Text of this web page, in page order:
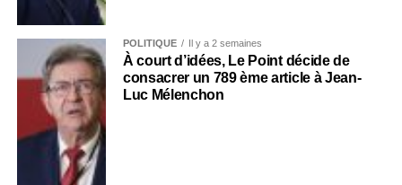
POLITIQUE Il y a 2 semaines
À court d’idées, Le Point décide de
consacrer un 789 ème article à Jean-
Luc Mélenchon